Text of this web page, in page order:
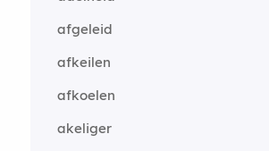
afgeleid
afkeilen
afkoelen
akeliger